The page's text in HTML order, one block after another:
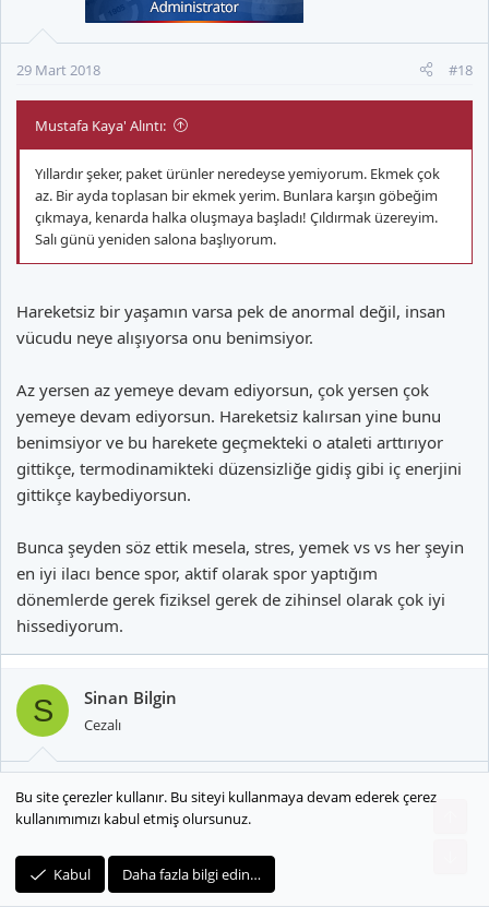
29 Mart 2018 #18
Mustafa Kaya' Alıntı:
Yıllardır şeker, paket ürünler neredeyse yemiyorum. Ekmek çok
az. Bir ayda toplasan bir ekmek yerim. Bunlara karşın göbeğim
çıkmaya, kenarda halka oluşmaya başladı! Çıldırmak üzereyim.
Salı günü yeniden salona başlıyorum.
Hareketsiz bir yaşamın varsa pek de anormal değil, insan
vücudu neye alışıyorsa onu benimsiyor.
Az yersen az yemeye devam ediyorsun, çok yersen çok
yemeye devam ediyorsun. Hareketsiz kalırsan yine bunu
benimsiyor ve bu harekete geçmekteki o ataleti arttırıyor
gittikçe, termodinamikteki düzensizliğe gidiş gibi iç enerjini
gittikçe kaybediyorsun.
Bunca şeyden söz ettik mesela, stres, yemek vs vs her şeyin
en iyi ilacı bence spor, aktif olarak spor yaptığım
dönemlerde gerek fiziksel gerek de zihinsel olarak çok iyi
hissediyorum.
S Sinan Bilgin
Cezalı
29 Mart 2018
Spor salonlari saglik bozabilir , kas ve adele sistemleri agirlik
kaldirmaya programlanmamistir
Bu site çerezler kullanır. Bu siteyi kullanmaya devam ederek çerez
kullanımımızı kabul etmiş olursunuz.
Kabul Daha fazla bilgi edin…